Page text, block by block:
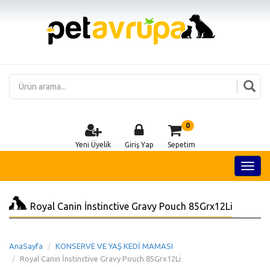
Yeni Üyelik Giriş Yap
0
Sepetim
Royal Canin İnstinctive Gravy Pouch 85Grx12Li
AnaSayfa
KONSERVE VE YAŞ KEDİ MAMASI
Royal Canin İnstinctive Gravy Pouch 85Grx12Li